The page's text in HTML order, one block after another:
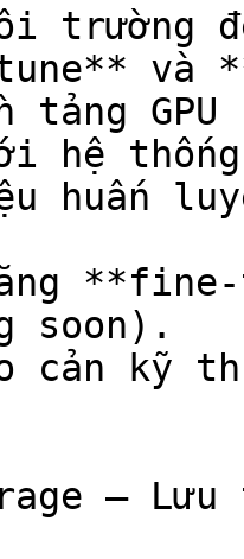
trường
và
GPU
hệ
huấn
**fine-
soon).
cản kỹ
–